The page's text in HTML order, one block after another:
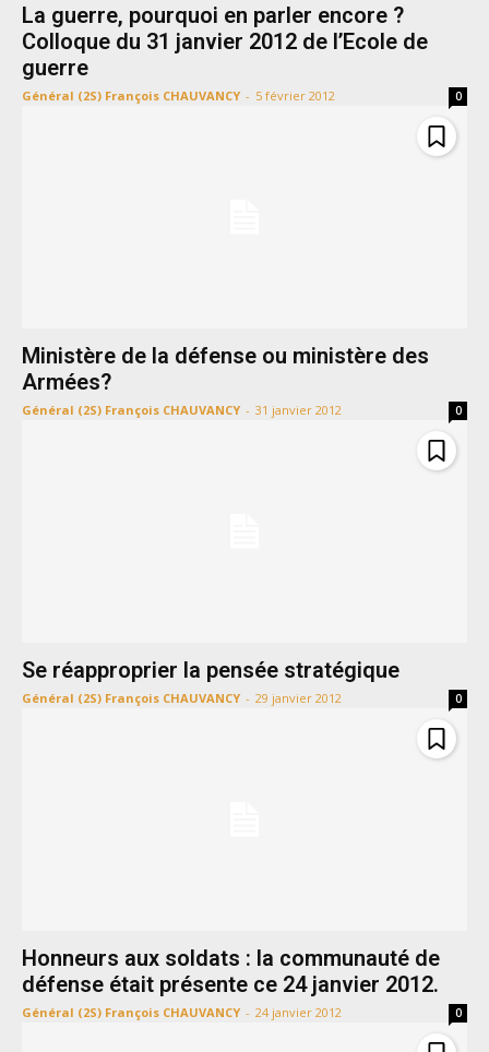
La guerre, pourquoi en parler encore ?
Colloque du 31 janvier 2012 de l’Ecole de
guerre
Général (2S) François CHAUVANCY - 5 février 2012 0
Ministère de la défense ou ministère des
Armées?
Général (2S) François CHAUVANCY - 31 janvier 2012 0
Se réapproprier la pensée stratégique
Général (2S) François CHAUVANCY - 29 janvier 2012 0
Honneurs aux soldats : la communauté de
défense était présente ce 24 janvier 2012.
Général (2S) François CHAUVANCY - 24 janvier 2012 0